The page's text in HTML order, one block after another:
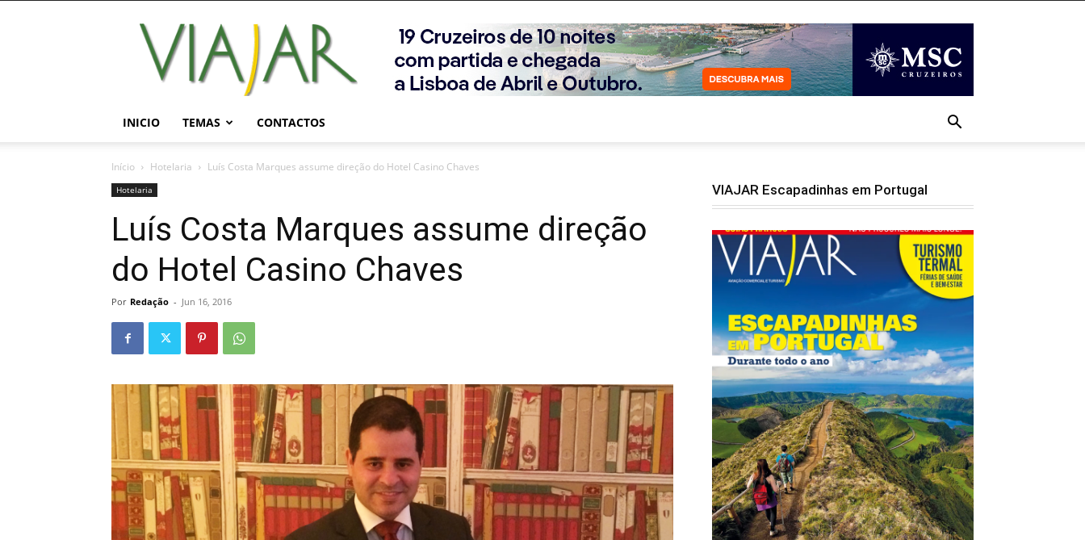
Viajar
Magazine
Online
INICIO TEMAS CONTACTOS
Início Hotelaria Luís Costa Marques assume direção do Hotel Casino Chaves
Hotelaria
Luís Costa Marques assume direção
do Hotel Casino Chaves
Por Redação - Jun 16, 2016
VIAJAR Escapadinhas em Portugal